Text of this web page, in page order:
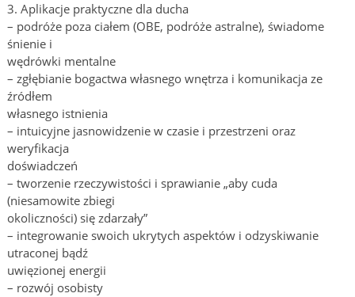
3. Aplikacje praktyczne dla ducha
– podróże poza ciałem (OBE, podróże astralne), świadome
śnienie i
wędrówki mentalne
– zgłębianie bogactwa własnego wnętrza i komunikacja ze
źródłem
własnego istnienia
– intuicyjne jasnowidzenie w czasie i przestrzeni oraz
weryfikacja
doświadczeń
– tworzenie rzeczywistości i sprawianie „aby cuda
(niesamowite zbiegi
okoliczności) się zdarzały”
– integrowanie swoich ukrytych aspektów i odzyskiwanie
utraconej bądź
uwięzionej energii
– rozwój osobisty